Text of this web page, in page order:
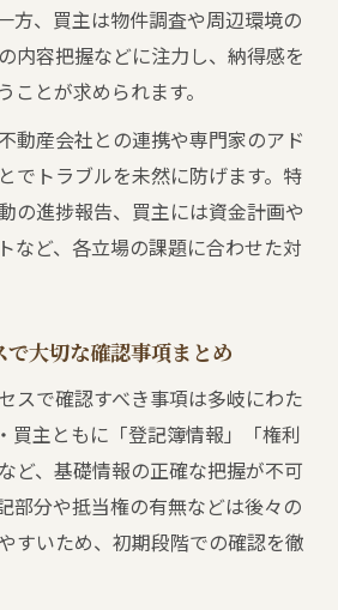
方、買主は物件調査や周辺環境の
内容把握などに注力し、納得感を
とが求められます。
動産会社との連携や専門家のアド
でトラブルを未然に防げます。特
の進捗報告、買主には資金計画や
など、各立場の課題に合わせた対
大切な確認事項まとめ
スで確認すべき事項は多岐にわた
買主ともに「登記簿情報」「権利
ど、基礎情報の正確な把握が不可
部分や抵当権の有無などは後々の
すいため、初期段階での確認を徹